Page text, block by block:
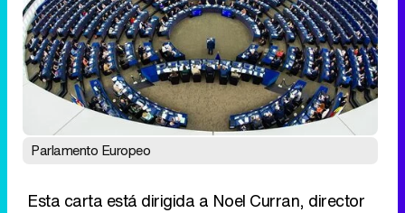
Parlamento Europeo
Esta carta está dirigida a Noel Curran, director